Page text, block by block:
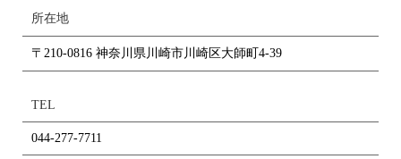
所在地
〒210-0816 神奈川県川崎市川崎区大師町4-39
TEL
044-277-7711